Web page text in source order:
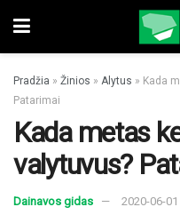
Pradžia » Žinios » Alytus » Kada
Patarimai
Kada metas
valytuvus?
Dainavos gidas 2020-06-01